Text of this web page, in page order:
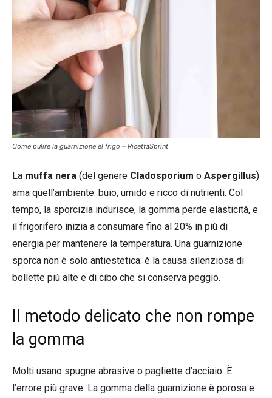
Come pulire la guarnizione el frigo – RicettaSprint
La muffa nera (del genere Cladosporium o Aspergillus)
ama quell’ambiente: buio, umido e ricco di nutrienti. Col
tempo, la sporcizia indurisce, la gomma perde elasticità, e
il frigorifero inizia a consumare fino al 20% in più di
energia per mantenere la temperatura. Una guarnizione
sporca non è solo antiestetica: è la causa silenziosa di
bollette più alte e di cibo che si conserva peggio.
Il metodo delicato che non rompe
la gomma
Molti usano spugne abrasive o pagliette d’acciaio. È
l’errore più grave. La gomma della guarnizione è porosa e